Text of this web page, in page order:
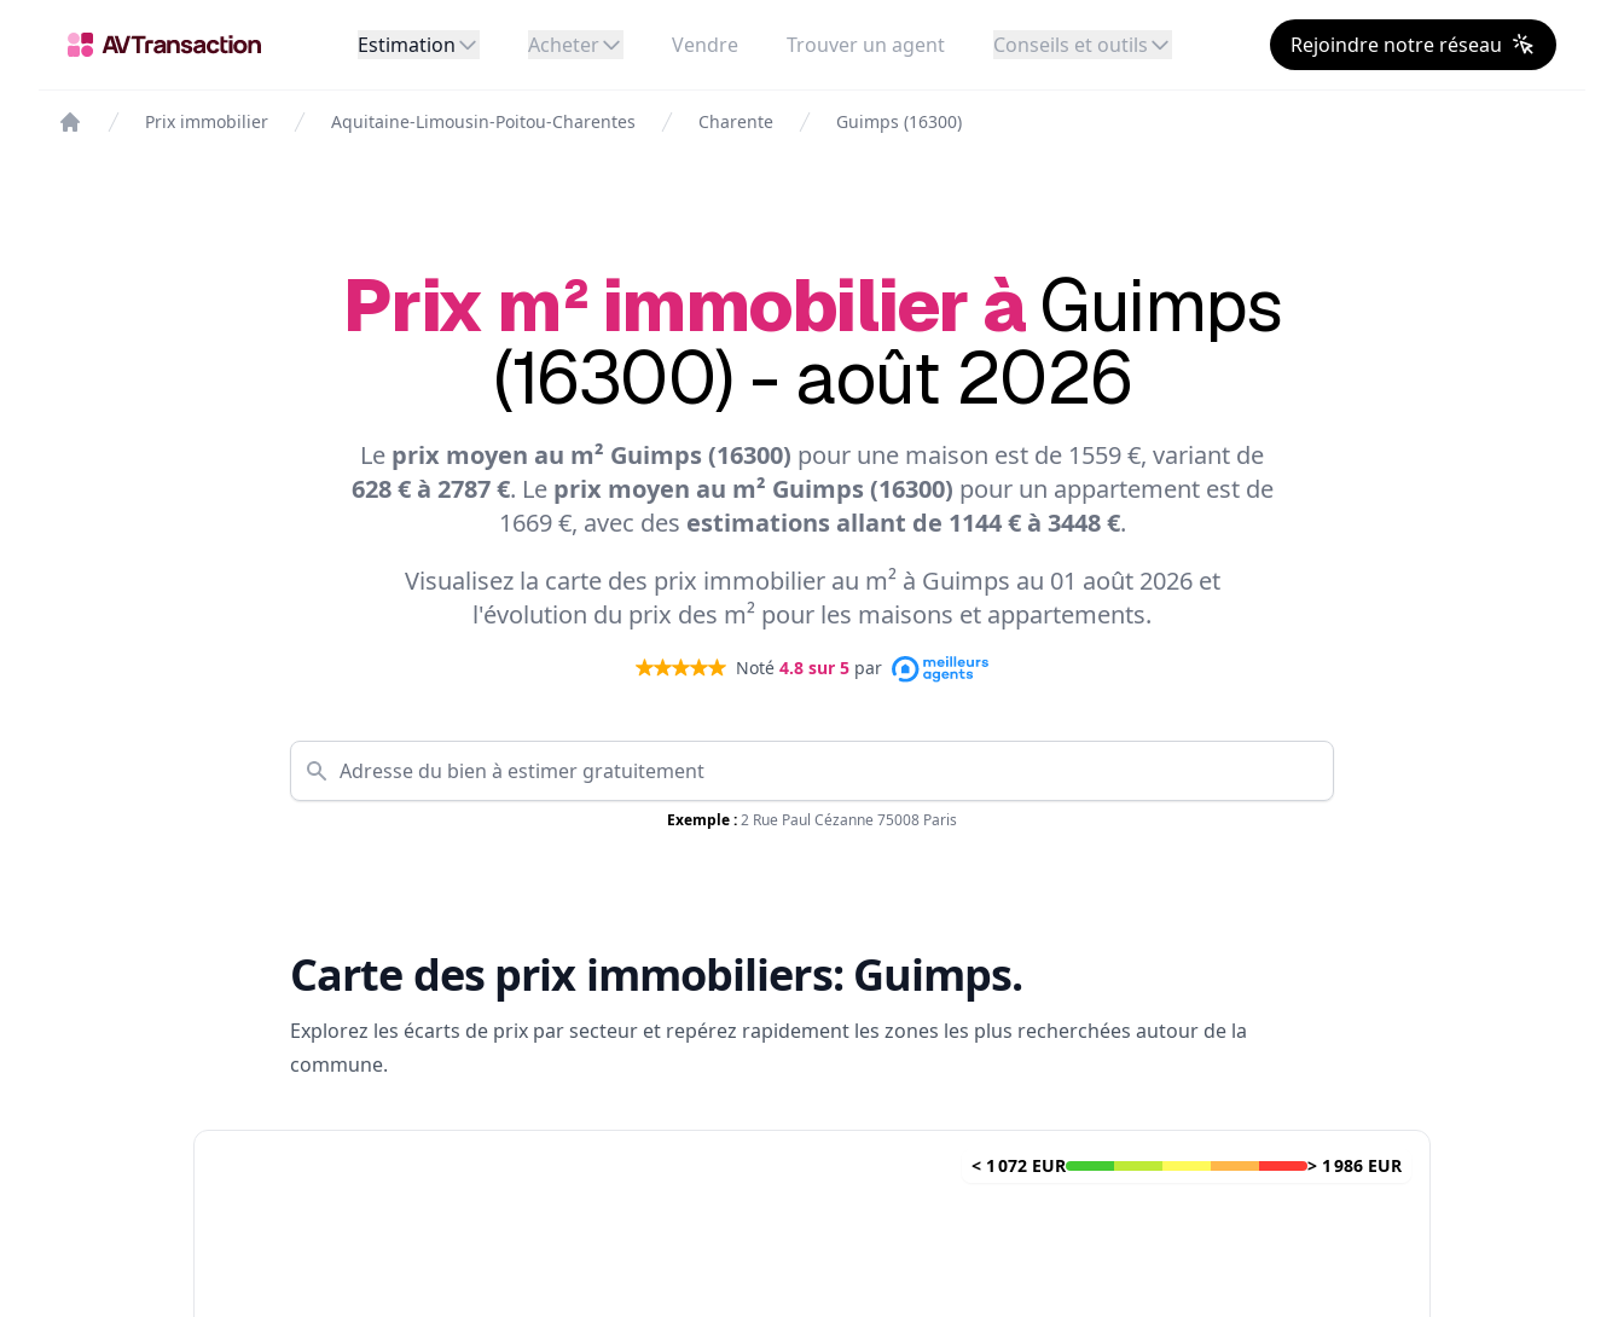
Estimation Acheter Vendre Trouver un agent Conseils et outils Rejoindre notre réseau
Prix immobilier Aquitaine-Limousin-Poitou-Charentes Charente Guimps (16300)
Prix m² immobilier àGuimps
(16300) - août 2026
Le prix moyen au m² Guimps (16300) pour une maison est de 1559 €, variant de
628 € à 2787 €. Le prix moyen au m² Guimps (16300) pour un appartement est de
1669 €, avec des estimations allant de 1144 € à 3448 €.
Visualisez la carte des prix immobilier au m² à Guimps au 01 août 2026 et
l'évolution du prix des m² pour les maisons et appartements.
Noté 4.8 sur 5 par
Exemple :2 Rue Paul Cézanne 75008 Paris
Carte des prix immobiliers: Guimps.
Explorez les écarts de prix par secteur et repérez rapidement les zones les plus recherchées autour de la
commune.
< 1 072 EUR > 1 986 EUR